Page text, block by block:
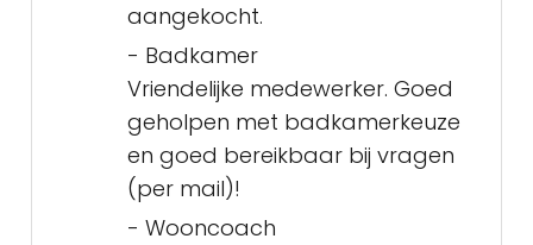
aangekocht.
- Badkamer
Vriendelijke medewerker. Goed
geholpen met badkamerkeuze
en goed bereikbaar bij vragen
(per mail)!
- Wooncoach